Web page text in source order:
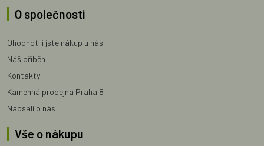
O společnosti
Ohodnotili jste nákup u nás
Náš příběh
Kontakty
Kamenná prodejna Praha 8
Napsali o nás
Vše o nákupu